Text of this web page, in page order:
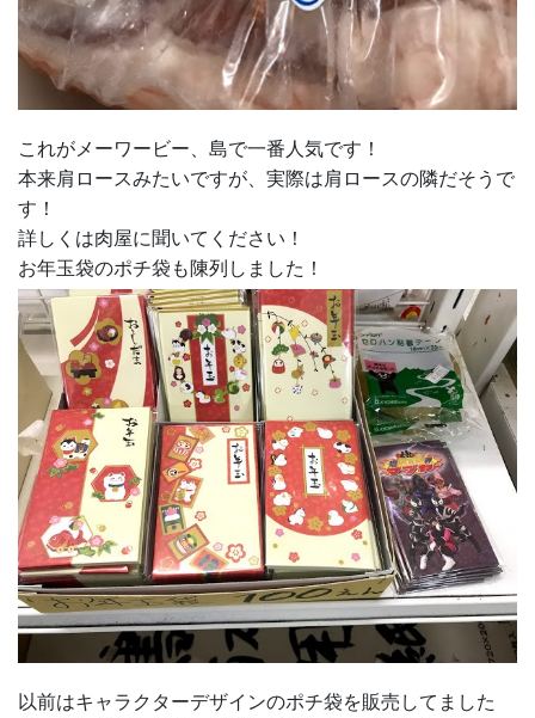
これがメーワービー、島で一番人気です！
本来肩ロースみたいですが、実際は肩ロースの隣だそうで
す！
詳しくは肉屋に聞いてください！
お年玉袋のポチ袋も陳列しました！
以前はキャラクターデザインのポチ袋を販売してました